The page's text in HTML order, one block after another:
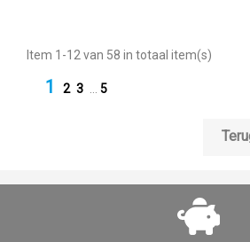
Item 1-12 van 58 in totaal item(s)
1 2 3 … 5